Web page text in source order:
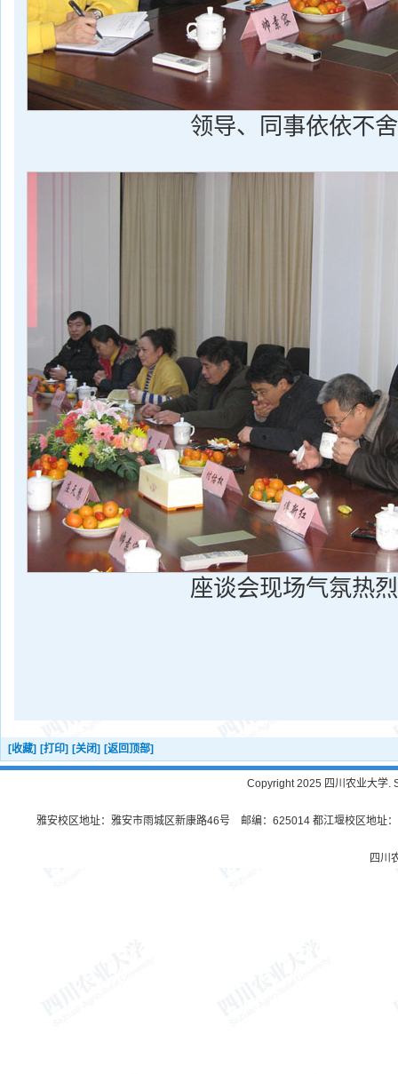
领导、同事依依不舍
座谈会现场气氛热烈
[收藏] [打印] [关闭] [返回顶部]
Copyright 2025 四川农业大学.
雅安校区地址：雅安市雨城区新康路46号 邮编：625014 都江堰校区地址
四川